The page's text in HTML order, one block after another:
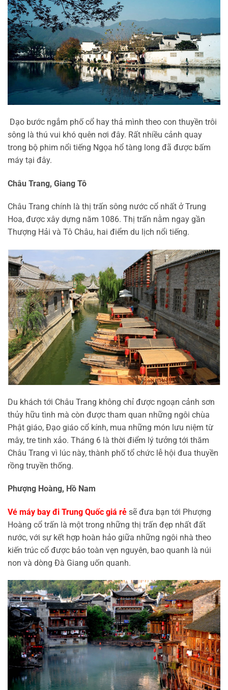
Dạo bước ngắm phố cổ hay thả mình theo con thuyền trôi
sông là thú vui khó quên nơi đây. Rất nhiều cảnh quay
trong bộ phim nổi tiếng Ngọa hổ tàng long đã được bấm
máy tại đây.
Châu Trang, Giang Tô
Châu Trang chính là thị trấn sông nước cổ nhất ở Trung
Hoa, được xây dựng năm 1086. Thị trấn nằm ngay gần
Thượng Hải và Tô Châu, hai điểm du lịch nổi tiếng.
Du khách tới Châu Trang không chỉ được ngoạn cảnh sơn
thủy hữu tình mà còn được tham quan những ngôi chùa
Phật giáo, Đạo giáo cổ kính, mua những món lưu niệm từ
mây, tre tinh xảo. Tháng 6 là thời điểm lý tưởng tới thăm
Châu Trang vì lúc này, thành phố tổ chức lễ hội đua thuyền
rồng truyền thống.
Phượng Hoàng, Hồ Nam
Vé máy bay đi Trung Quốc giá rẻ sẽ đưa bạn tới Phượng
Hoàng cổ trấn là một trong những thị trấn đẹp nhất đất
nước, với sự kết hợp hoàn hảo giữa những ngôi nhà theo
kiến trúc cổ được bảo toàn vẹn nguyên, bao quanh là núi
non và dòng Đà Giang uốn quanh.